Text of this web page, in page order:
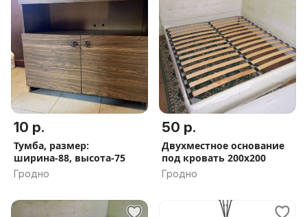
10 р.
Тумба, размер:
ширина-88, высота-75
Гродно
50 р.
Двухместное основание
под кровать 200х200
Гродно